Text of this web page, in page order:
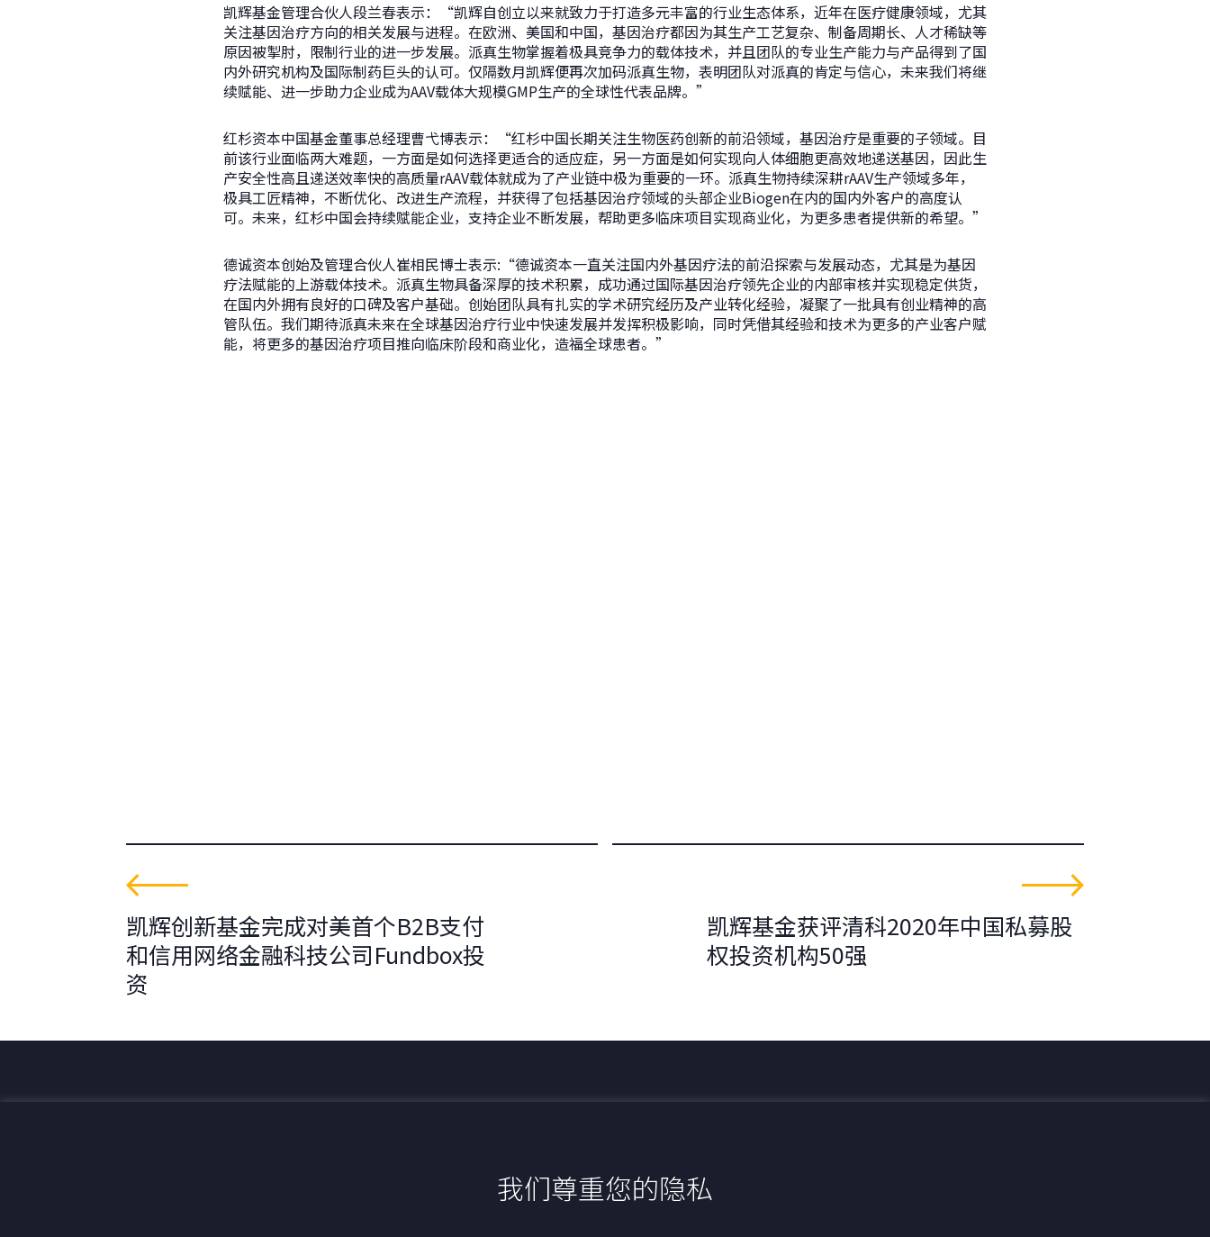
凯辉基金管理合伙人段兰春表示：“凯辉自创立以来就致力于打造多元丰富的行业生态体系，近年在医疗健康领域，尤其
关注基因治疗方向的相关发展与进程。在欧洲、美国和中国，基因治疗都因为其生产工艺复杂、制备周期长、人才稀缺等
原因被掣肘，限制行业的进一步发展。派真生物掌握着极具竞争力的载体技术，并且团队的专业生产能力与产品得到了国
内外研究机构及国际制药巨头的认可。仅隔数月凯辉便再次加码派真生物，表明团队对派真的肯定与信心，未来我们将继
续赋能、进一步助力企业成为AAV载体大规模GMP生产的全球性代表品牌。”
红杉资本中国基金董事总经理曹弋博表示：“红杉中国长期关注生物医药创新的前沿领域，基因治疗是重要的子领域。目
前该行业面临两大难题，一方面是如何选择更适合的适应症，另一方面是如何实现向人体细胞更高效地递送基因，因此生
产安全性高且递送效率快的高质量rAAV载体就成为了产业链中极为重要的一环。派真生物持续深耕rAAV生产领域多年，
极具工匠精神，不断优化、改进生产流程，并获得了包括基因治疗领域的头部企业Biogen在内的国内外客户的高度认
可。未来，红杉中国会持续赋能企业，支持企业不断发展，帮助更多临床项目实现商业化，为更多患者提供新的希望。”
德诚资本创始及管理合伙人崔相民博士表示:“德诚资本一直关注国内外基因疗法的前沿探索与发展动态，尤其是为基因
疗法赋能的上游载体技术。派真生物具备深厚的技术积累，成功通过国际基因治疗领先企业的内部审核并实现稳定供货，
在国内外拥有良好的口碑及客户基础。创始团队具有扎实的学术研究经历及产业转化经验，凝聚了一批具有创业精神的高
管队伍。我们期待派真未来在全球基因治疗行业中快速发展并发挥积极影响，同时凭借其经验和技术为更多的产业客户赋
能，将更多的基因治疗项目推向临床阶段和商业化，造福全球患者。”
凯辉创新基金完成对美首个B2B支付
和信用网络金融科技公司Fundbox投
资
凯辉基金获评清科2020年中国私募股
权投资机构50强
我们尊重您的隐私